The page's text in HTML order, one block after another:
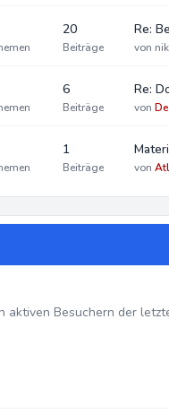
20
Beiträge
Re:
von
6
Beiträge
Re:
von
1
Beiträge von
aktiven Besuchern der